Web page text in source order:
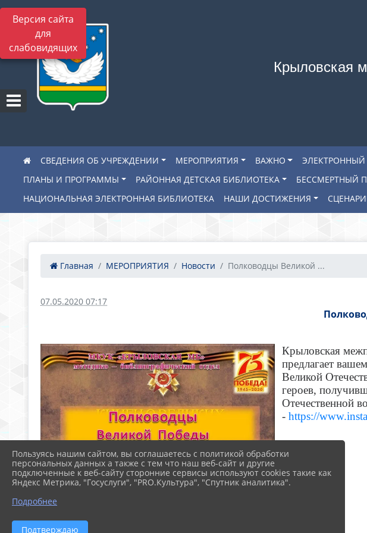
Версия сайта
для
слабовидящих
Крыловская
СВЕДЕНИЯ ОБ УЧРЕЖДЕНИИ МЕРОПРИЯТИЯ ВАЖНО ЭЛЕКТРОННЫЙ
ПЛАНЫ И ПРОГРАММЫ
РАЙОННАЯ ДЕТСКАЯ БИБЛИОТЕКА БЕССМЕРТНЫЙ
НАЦИОНАЛЬНАЯ ЭЛЕКТРОННАЯ БИБЛИОТЕКА
НАШИ ДОСТИЖЕНИЯ
Главная МЕРОПРИЯТИЯ Новости Полководцы Великой ...
07.05.2020 07:17
Крыловская
предлагает
Великой
героев,
Отечественной
- https://
Пользуясь нашим сайтом, вы соглашаетесь с политикой обработки
персональных данных а также с тем что наш веб-сайт и другие
подключенные к веб-сайту сторонние сервисы используют cookies такие как
Яндекс Метрика, "Госуслуги", "PRO.Культура", "Спутник аналитика".
Подробнее
Подтверждаю